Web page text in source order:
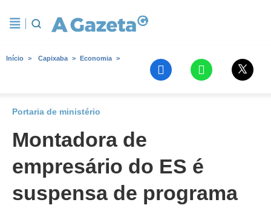
Início Capixaba Economia
Portaria de ministério
Montadora de
empresário do ES é
suspensa de programa